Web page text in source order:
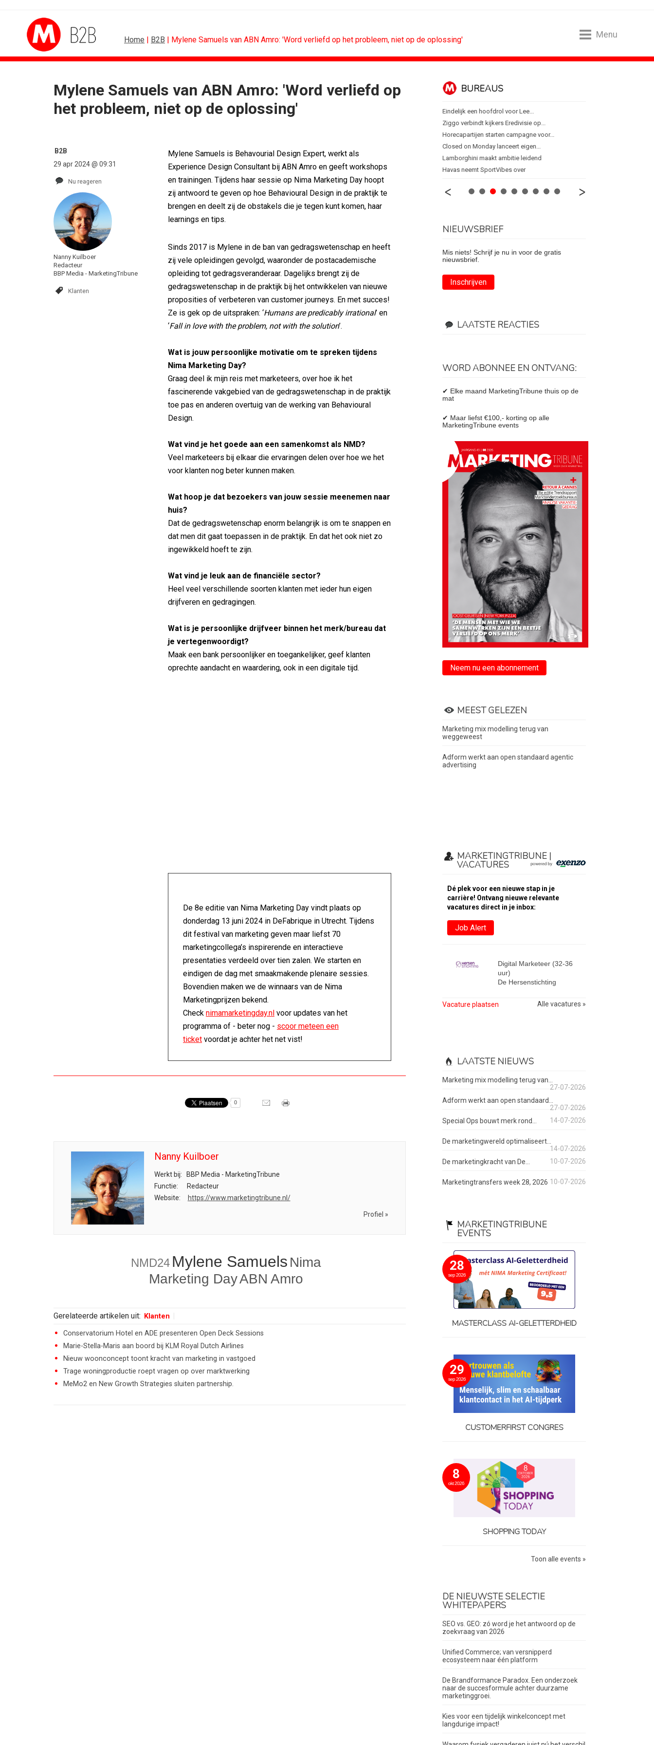
Home | B2B | Mylene Samuels van ABN Amro: 'Word verliefd op het probleem, niet op de oplossing'
Menu
Mylene Samuels van ABN Amro: 'Word verliefd op
het probleem, niet op de oplossing'
B2B
29 apr 2024 @ 09:31
Nu reageren
Nanny Kuilboer
Redacteur
BBP Media - MarketingTribune
Klanten
Mylene Samuels is Behavourial Design Expert, werkt als
Experience Design Consultant bij ABN Amro en geeft workshops
en trainingen. Tijdens haar sessie op Nima Marketing Day hoopt
zij antwoord te geven op hoe Behavioural Design in de praktijk te
brengen en deelt zij de obstakels die je tegen kunt komen, haar
learnings en tips.
Sinds 2017 is Mylene in de ban van gedragswetenschap en heeft
zij vele opleidingen gevolgd, waaronder de postacademische
opleiding tot gedragsveranderaar. Dagelijks brengt zij de
gedragswetenschap in de praktijk bij het ontwikkelen van nieuwe
proposities of verbeteren van customer journeys. En met succes!
Ze is gek op de uitspraken: ‘Humans are predicably irrational’ en
‘Fall in love with the problem, not with the solution’.
Wat is jouw persoonlijke motivatie om te spreken tijdens
Nima Marketing Day?
Graag deel ik mijn reis met marketeers, over hoe ik het
fascinerende vakgebied van de gedragswetenschap in de praktijk
toe pas en anderen overtuig van de werking van Behavioural
Design.
Wat vind je het goede aan een samenkomst als NMD?
Veel marketeers bij elkaar die ervaringen delen over hoe we het
voor klanten nog beter kunnen maken.
Wat hoop je dat bezoekers van jouw sessie meenemen naar
huis?
Dat de gedragswetenschap enorm belangrijk is om te snappen en
dat men dit gaat toepassen in de praktijk. En dat het ook niet zo
ingewikkeld hoeft te zijn.
Wat vind je leuk aan de financiële sector?
Heel veel verschillende soorten klanten met ieder hun eigen
drijfveren en gedragingen.
Wat is je persoonlijke drijfveer binnen het merk/bureau dat
je vertegenwoordigt?
Maak een bank persoonlijker en toegankelijker, geef klanten
oprechte aandacht en waardering, ook in een digitale tijd.
De 8e editie van Nima Marketing Day vindt plaats op
donderdag 13 juni 2024 in DeFabrique in Utrecht. Tijdens
dit festival van marketing geven maar liefst 70
marketingcollega’s inspirerende en interactieve
presentaties verdeeld over tien zalen. We starten en
eindigen de dag met smaakmakende plenaire sessies.
Bovendien maken we de winnaars van de Nima
Marketingprijzen bekend.
Check nimamarketingday.nl voor updates van het
programma of - beter nog - scoor meteen een
ticket voordat je achter het net vist!
0
Nanny Kuilboer
Werkt bij:
BBP Media - MarketingTribune
Functie:
Redacteur
Website:
https://www.marketingtribune.nl/
Profiel »
NMD24 Mylene Samuels Nima
Marketing DayABN Amro
Gerelateerde artikelen uit: Klanten
Conservatorium Hotel en ADE presenteren Open Deck Sessions
Marie-Stella-Maris aan boord bij KLM Royal Dutch Airlines
Nieuw woonconcept toont kracht van marketing in vastgoed
Trage woningproductie roept vragen op over marktwerking
MeMo2 en New Growth Strategies sluiten partnership.
SPONSORING
Albert Heijn behoudt positie als...
BMV verbindt naam aan PSV
Lego laat opnieuw Formule 1-coureurs...
ALGEMEEN
Marouschka Acquoij...
[column] Rust is het nieuwe premium
Efficiëntie is niet genoeg als...
B2B
De marketingkracht van De...
Marketingtransfers week 28, 2026
BUREAUS
Eindelijk een hoofdrol voor Lee...
Ziggo verbindt kijkers Eredivisie op...
Horecapartijen starten campagne voor...
Closed on Monday lanceert eigen...
Lamborghini maakt ambitie leidend
Havas neemt SportVibes over
NIEUWSBRIEF
Mis niets! Schrijf je nu in voor de gratis
nieuwsbrief.
Inschrijven
LAATSTE REACTIES
WORD ABONNEE EN ONTVANG:
✔ Elke maand MarketingTribune thuis op de
mat
✔ Maar liefst €100,- korting op alle
MarketingTribune events
Neem nu een abonnement
MEEST GELEZEN
Marketing mix modelling terug van
weggeweest
Adform werkt aan open standaard agentic
advertising
MARKETINGTRIBUNE |
VACATURES
Dé plek voor een nieuwe stap in je
carrière! Ontvang nieuwe relevante
vacatures direct in je inbox:
Job Alert
Digital Marketeer (32-36
uur)
De Hersenstichting
Vacature plaatsen Alle vacatures »
LAATSTE NIEUWS
Marketing mix modelling terug van...
27-07-2026
Adform werkt aan open standaard...
27-07-2026
Special Ops bouwt merk rond...
14-07-2026
De marketingwereld optimaliseert...
14-07-2026
De marketingkracht van De...
10-07-2026
Marketingtransfers week 28, 2026 10-07-2026
MARKETINGTRIBUNE
EVENTS
28
sep 2026
MASTERCLASS AI-GELETTERDHEID
29
sep 2026
CUSTOMERFIRST CONGRES
8
okt 2026
SHOPPING TODAY
Toon alle events »
DE NIEUWSTE SELECTIE
WHITEPAPERS
SEO vs. GEO: zó word je het antwoord op de
zoekvraag van 2026
Unified Commerce; van versnipperd
ecosysteem naar één platform
De Brandformance Paradox. Een onderzoek
naar de succesformule achter duurzame
marketinggroei.
Kies voor een tijdelijk winkelconcept met
langdurige impact!